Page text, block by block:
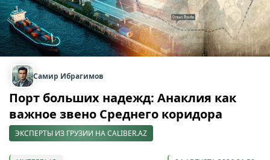
Самир Ибрагимов
Порт больших надежд: Анаклия как
важное звено Среднего коридора
ЭКСПЕРТЫ ИЗ ГРУЗИИ НА CALIBER.AZ